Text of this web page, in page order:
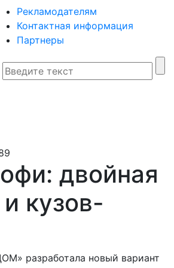
Рекламодателям
Контактная информация
Партнеры
двойная
кузов-
разработала новый вариант